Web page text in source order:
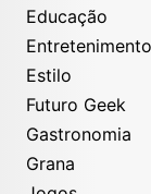
Educação
Entretenimento
Estilo
Futuro Geek
Gastronomia
Grana